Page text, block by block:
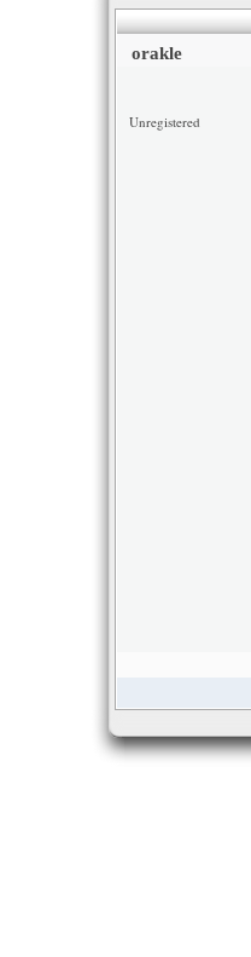
orakle
Unregistered